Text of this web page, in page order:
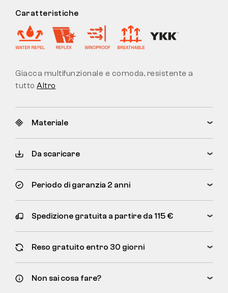
Caratteristiche
Giacca multifunzionale e comoda, resistente a
tutto Altro
Materiale
Da scaricare
Periodo di garanzia 2 anni
Spedizione gratuita a partire da 115 €
Reso gratuito entro 30 giorni
Non sai cosa fare?